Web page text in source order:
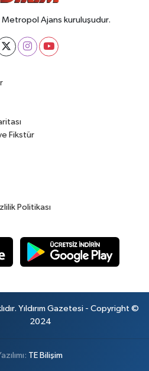
Metropol Ajans kuruluşudur.
Fikstür
Politikası
Yıldırım Gazetesi - Copyright ©
2024
TE Bilişim